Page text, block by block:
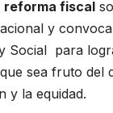
reforma fiscal
y
Social para
sea fruto del
y la equidad.